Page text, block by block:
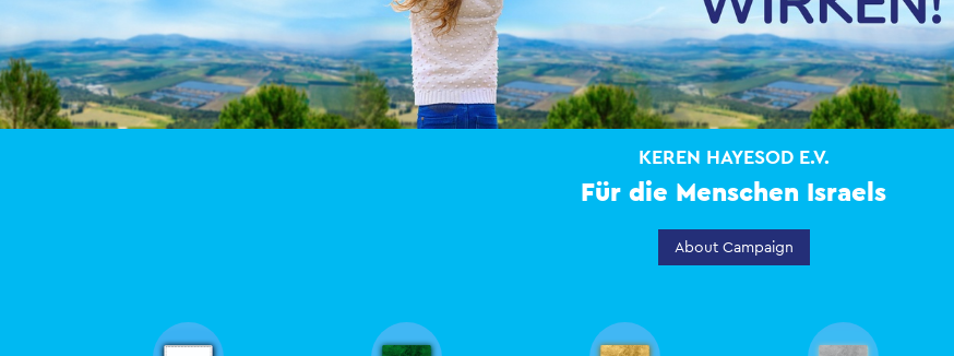
KEREN HAYESOD E.V.
Für die Menschen Israels
About Campaign